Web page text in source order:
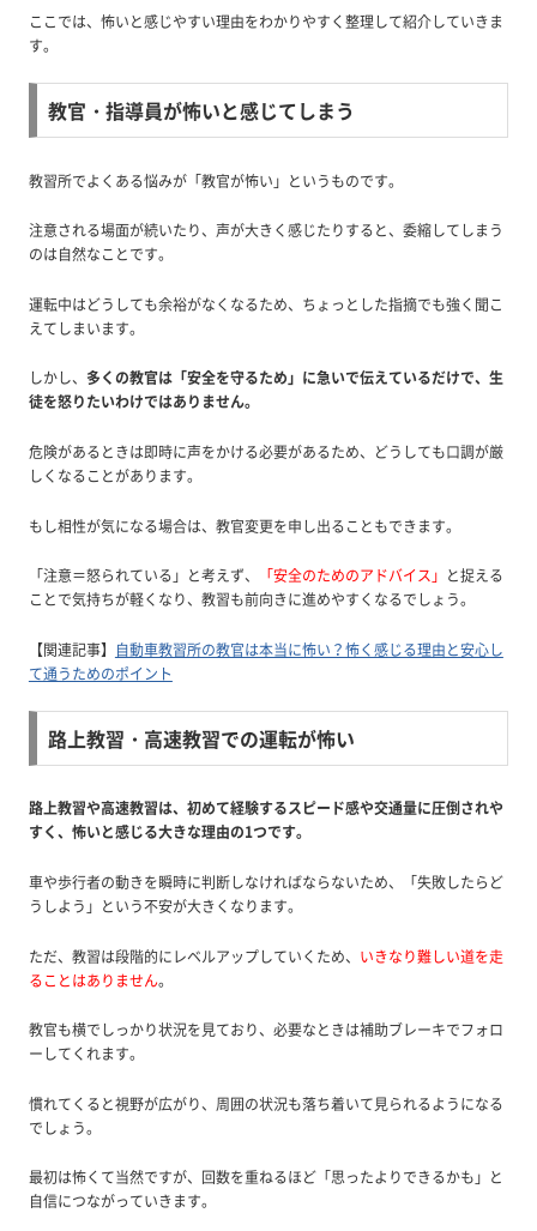
ここでは、怖いと感じやすい理由をわかりやすく整理して紹介していきま
す。
教官・指導員が怖いと感じてしまう
教習所でよくある悩みが「教官が怖い」というものです。
注意される場面が続いたり、声が大きく感じたりすると、委縮してしまう
のは自然なことです。
運転中はどうしても余裕がなくなるため、ちょっとした指摘でも強く聞こ
えてしまいます。
しかし、 多くの教官は「安全を守るため」に急いで伝えているだけで、生
徒を怒りたいわけではありません。
危険があるときは即時に声をかける必要があるため、どうしても口調が厳
しくなることがあります。
もし相性が気になる場合は、教官変更を申し出ることもできます。
「注意＝怒られている」と考えず、 「安全のためのアドバイス」 と捉える
ことで気持ちが軽くなり、教習も前向きに進めやすくなるでしょう。
【関連記事】 自動車教習所の教官は本当に怖い？怖く感じる理由と安心し
て通うためのポイント
路上教習・高速教習での運転が怖い
路上教習や高速教習は、初めて経験するスピード感や交通量に圧倒されや
すく、怖いと感じる大きな理由の1つです。
車や歩行者の動きを瞬時に判断しなければならないため、「失敗したらど
うしよう」という不安が大きくなります。
ただ、教習は段階的にレベルアップしていくため、 いきなり難しい道を走
ることはありません。
教官も横でしっかり状況を見ており、必要なときは補助ブレーキでフォロ
ーしてくれます。
慣れてくると視野が広がり、周囲の状況も落ち着いて見られるようになる
でしょう。
最初は怖くて当然ですが、回数を重ねるほど「思ったよりできるかも」と
自信につながっていきます。